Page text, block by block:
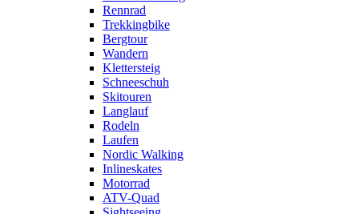
Rennrad
Trekkingbike
Bergtour
Wandern
Klettersteig
Schneeschuh
Skitouren
Langlauf
Rodeln
Laufen
Nordic Walking
Inlineskates
Motorrad
ATV-Quad